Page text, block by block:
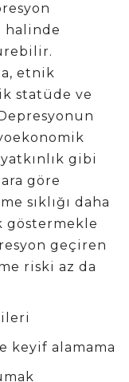
halinde
etnik
statüde ve
gibi
göre
sıklığı daha
göstermekle
geçiren
riski az da
alamama